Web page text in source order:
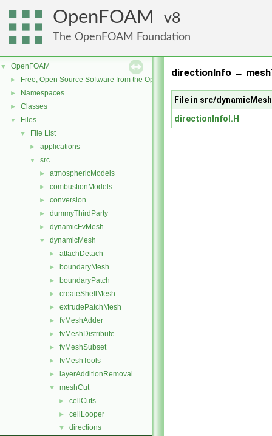
OpenFOAM 8
The OpenFOAM Foundation
▼ OpenFOAM
► Free, Open Source Software from the OpenFOAM Foundation
► Namespaces
► Classes
▼ Files
▼ File List
► applications
▼ src
► atmosphericModels
► combustionModels
► conversion
► dummyThirdParty
► dynamicFvMesh
▼ dynamicMesh
► attachDetach
► boundaryMesh
► boundaryPatch
► createShellMesh
► extrudePatchMesh
► fvMeshAdder
► fvMeshDistribute
► fvMeshSubset
► fvMeshTools
► layerAdditionRemoval
▼ meshCut
► cellCuts
► cellLooper
▼ directions
directionInfo →
File in src/
directionInfoI.H